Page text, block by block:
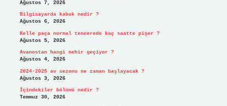
Ağustos 7, 2026
Bilgisayarda kabuk nedir ?
Ağustos 6, 2026
Kelle paça normal tencerede kaç saatte pişer ?
Ağustos 5, 2026
Avanostan hangi nehir geçiyor ?
Ağustos 4, 2026
2024-2025 av sezonu ne zaman başlayacak ?
Ağustos 3, 2026
İçindekiler bölümü nedir ?
Temmuz 30, 2026